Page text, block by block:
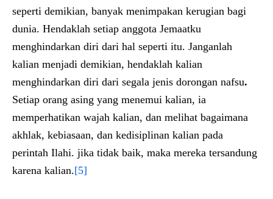
seperti demikian, banyak menimpakan kerugian bagi
dunia. Hendaklah setiap anggota Jemaatku
menghindarkan diri dari hal seperti itu. Janganlah
kalian menjadi demikian, hendaklah kalian
menghindarkan diri dari segala jenis dorongan nafsu.
Setiap orang asing yang menemui kalian, ia
memperhatikan wajah kalian, dan melihat bagaimana
akhlak, kebiasaan, dan kedisiplinan kalian pada
perintah Ilahi. jika tidak baik, maka mereka tersandung
karena kalian.[5]